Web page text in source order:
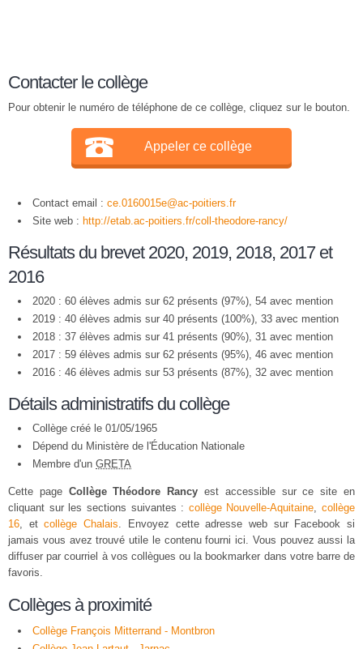
Contacter le collège
Pour obtenir le numéro de téléphone de ce collège, cliquez sur le bouton.
Appeler ce collège
Contact email : ce.0160015e@ac-poitiers.fr
Site web : http://etab.ac-poitiers.fr/coll-theodore-rancy/
Résultats du brevet 2020, 2019, 2018, 2017 et
2016
2020 : 60 élèves admis sur 62 présents (97%), 54 avec mention
2019 : 40 élèves admis sur 40 présents (100%), 33 avec mention
2018 : 37 élèves admis sur 41 présents (90%), 31 avec mention
2017 : 59 élèves admis sur 62 présents (95%), 46 avec mention
2016 : 46 élèves admis sur 53 présents (87%), 32 avec mention
Détails administratifs du collège
Collège créé le 01/05/1965
Dépend du Ministère de l'Éducation Nationale
Membre d'un GRETA
Cette page Collège Théodore Rancy est accessible sur ce site en
cliquant sur les sections suivantes : collège Nouvelle-Aquitaine, collège
16, etcollège Chalais. Envoyez cette adresse web sur Facebook si
jamais vous avez trouvé utile le contenu fourni ici. Vous pouvez aussi la
diffuser par courriel à vos collègues ou la bookmarker dans votre barre de
favoris.
Collèges à proximité
Collège François Mitterrand - Montbron